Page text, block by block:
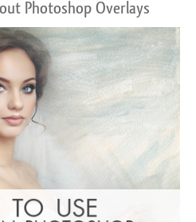
Photoshop Overlays